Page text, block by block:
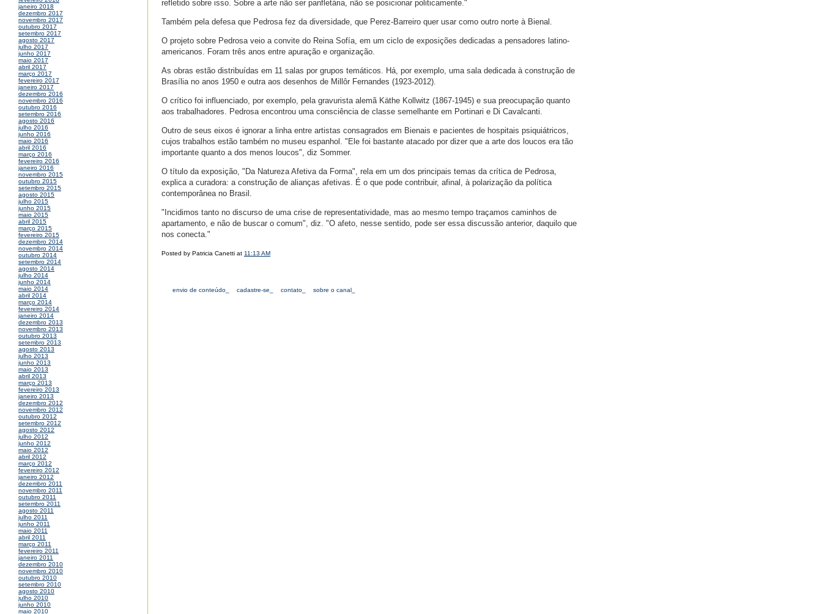
janeiro 2018
dezembro 2017
novembro 2017
outubro 2017
setembro 2017
agosto 2017
julho 2017
junho 2017
maio 2017
abril 2017
março 2017
fevereiro 2017
janeiro 2017
dezembro 2016
novembro 2016
outubro 2016
setembro 2016
agosto 2016
julho 2016
junho 2016
maio 2016
abril 2016
março 2016
fevereiro 2016
janeiro 2016
novembro 2015
outubro 2015
setembro 2015
agosto 2015
julho 2015
junho 2015
maio 2015
abril 2015
março 2015
fevereiro 2015
dezembro 2014
novembro 2014
outubro 2014
setembro 2014
agosto 2014
julho 2014
junho 2014
maio 2014
abril 2014
março 2014
fevereiro 2014
janeiro 2014
dezembro 2013
novembro 2013
outubro 2013
setembro 2013
agosto 2013
julho 2013
junho 2013
maio 2013
abril 2013
março 2013
fevereiro 2013
janeiro 2013
dezembro 2012
novembro 2012
outubro 2012
setembro 2012
agosto 2012
julho 2012
junho 2012
maio 2012
abril 2012
março 2012
fevereiro 2012
janeiro 2012
dezembro 2011
novembro 2011
outubro 2011
setembro 2011
agosto 2011
julho 2011
junho 2011
maio 2011
abril 2011
março 2011
fevereiro 2011
janeiro 2011
dezembro 2010
novembro 2010
outubro 2010
setembro 2010
agosto 2010
julho 2010
junho 2010
maio 2010
refletido sobre isso. Sobre a arte não ser panfletária, não se posicionar politicamente."
Também pela defesa que Pedrosa fez da diversidade, que Perez-Barreiro quer usar como outro norte à Bienal.
O projeto sobre Pedrosa veio a convite do Reina Sofía, em um ciclo de exposições dedicadas a pensadores latino-
americanos. Foram três anos entre apuração e organização.
As obras estão distribuídas em 11 salas por grupos temáticos. Há, por exemplo, uma sala dedicada à construção de
Brasília no anos 1950 e outra aos desenhos de Millôr Fernandes (1923-2012).
O crítico foi influenciado, por exemplo, pela gravurista alemã Käthe Kollwitz (1867-1945) e sua preocupação quanto
aos trabalhadores. Pedrosa encontrou uma consciência de classe semelhante em Portinari e Di Cavalcanti.
Outro de seus eixos é ignorar a linha entre artistas consagrados em Bienais e pacientes de hospitais psiquiátricos,
cujos trabalhos estão também no museu espanhol. "Ele foi bastante atacado por dizer que a arte dos loucos era tão
importante quanto a dos menos loucos", diz Sommer.
O título da exposição, "Da Natureza Afetiva da Forma", rela em um dos principais temas da crítica de Pedrosa,
explica a curadora: a construção de alianças afetivas. É o que pode contribuir, afinal, à polarização da política
contemporânea no Brasil.
"Incidimos tanto no discurso de uma crise de representatividade, mas ao mesmo tempo traçamos caminhos de
apartamento, e não de buscar o comum", diz. "O afeto, nesse sentido, pode ser essa discussão anterior, daquilo que
nos conecta."
Posted by Patricia Canetti at 11:13 AM
envio de conteúdo_ cadastre-se_ contato_ sobre o canal_